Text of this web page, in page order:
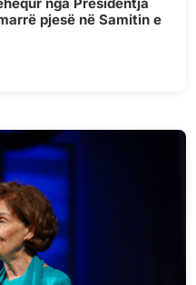
nga Presidentja
pjesë në Samitin e